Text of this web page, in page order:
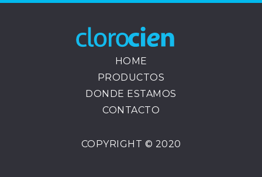
HOME
PRODUCTOS
DONDE ESTAMOS
CONTACTO
COPYRIGHT © 2020